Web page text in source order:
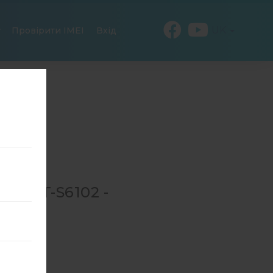
Провірити IMEI Вхід
GT-S6102 -